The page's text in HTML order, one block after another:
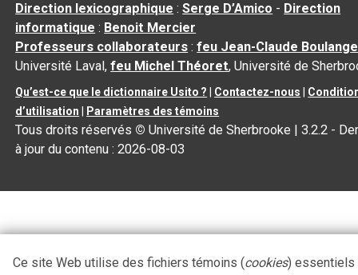
Direction lexicographique :Serge D’Amico - Direction
informatique : Benoit Mercier
Professeurs collaborateurs :feu Jean-Claude
Université Laval,feu Michel Théoret, Université de
Qu’est-ce que le dictionnaire Usito ? Contactez-nous
d’utilisation
Paramètres des témoins
Tous droits réservés © Université de Sherbrooke |3.2.2 -
à jour du contenu :2026-08-03
Ce site Web utilise des fichiers témoins (cookies) essentiels